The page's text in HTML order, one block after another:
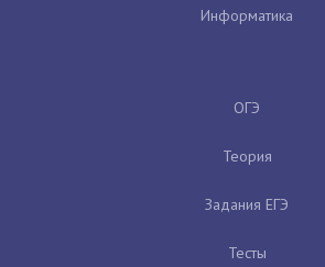
Информатика
ОГЭ
Теория
Задания ЕГЭ
Тесты